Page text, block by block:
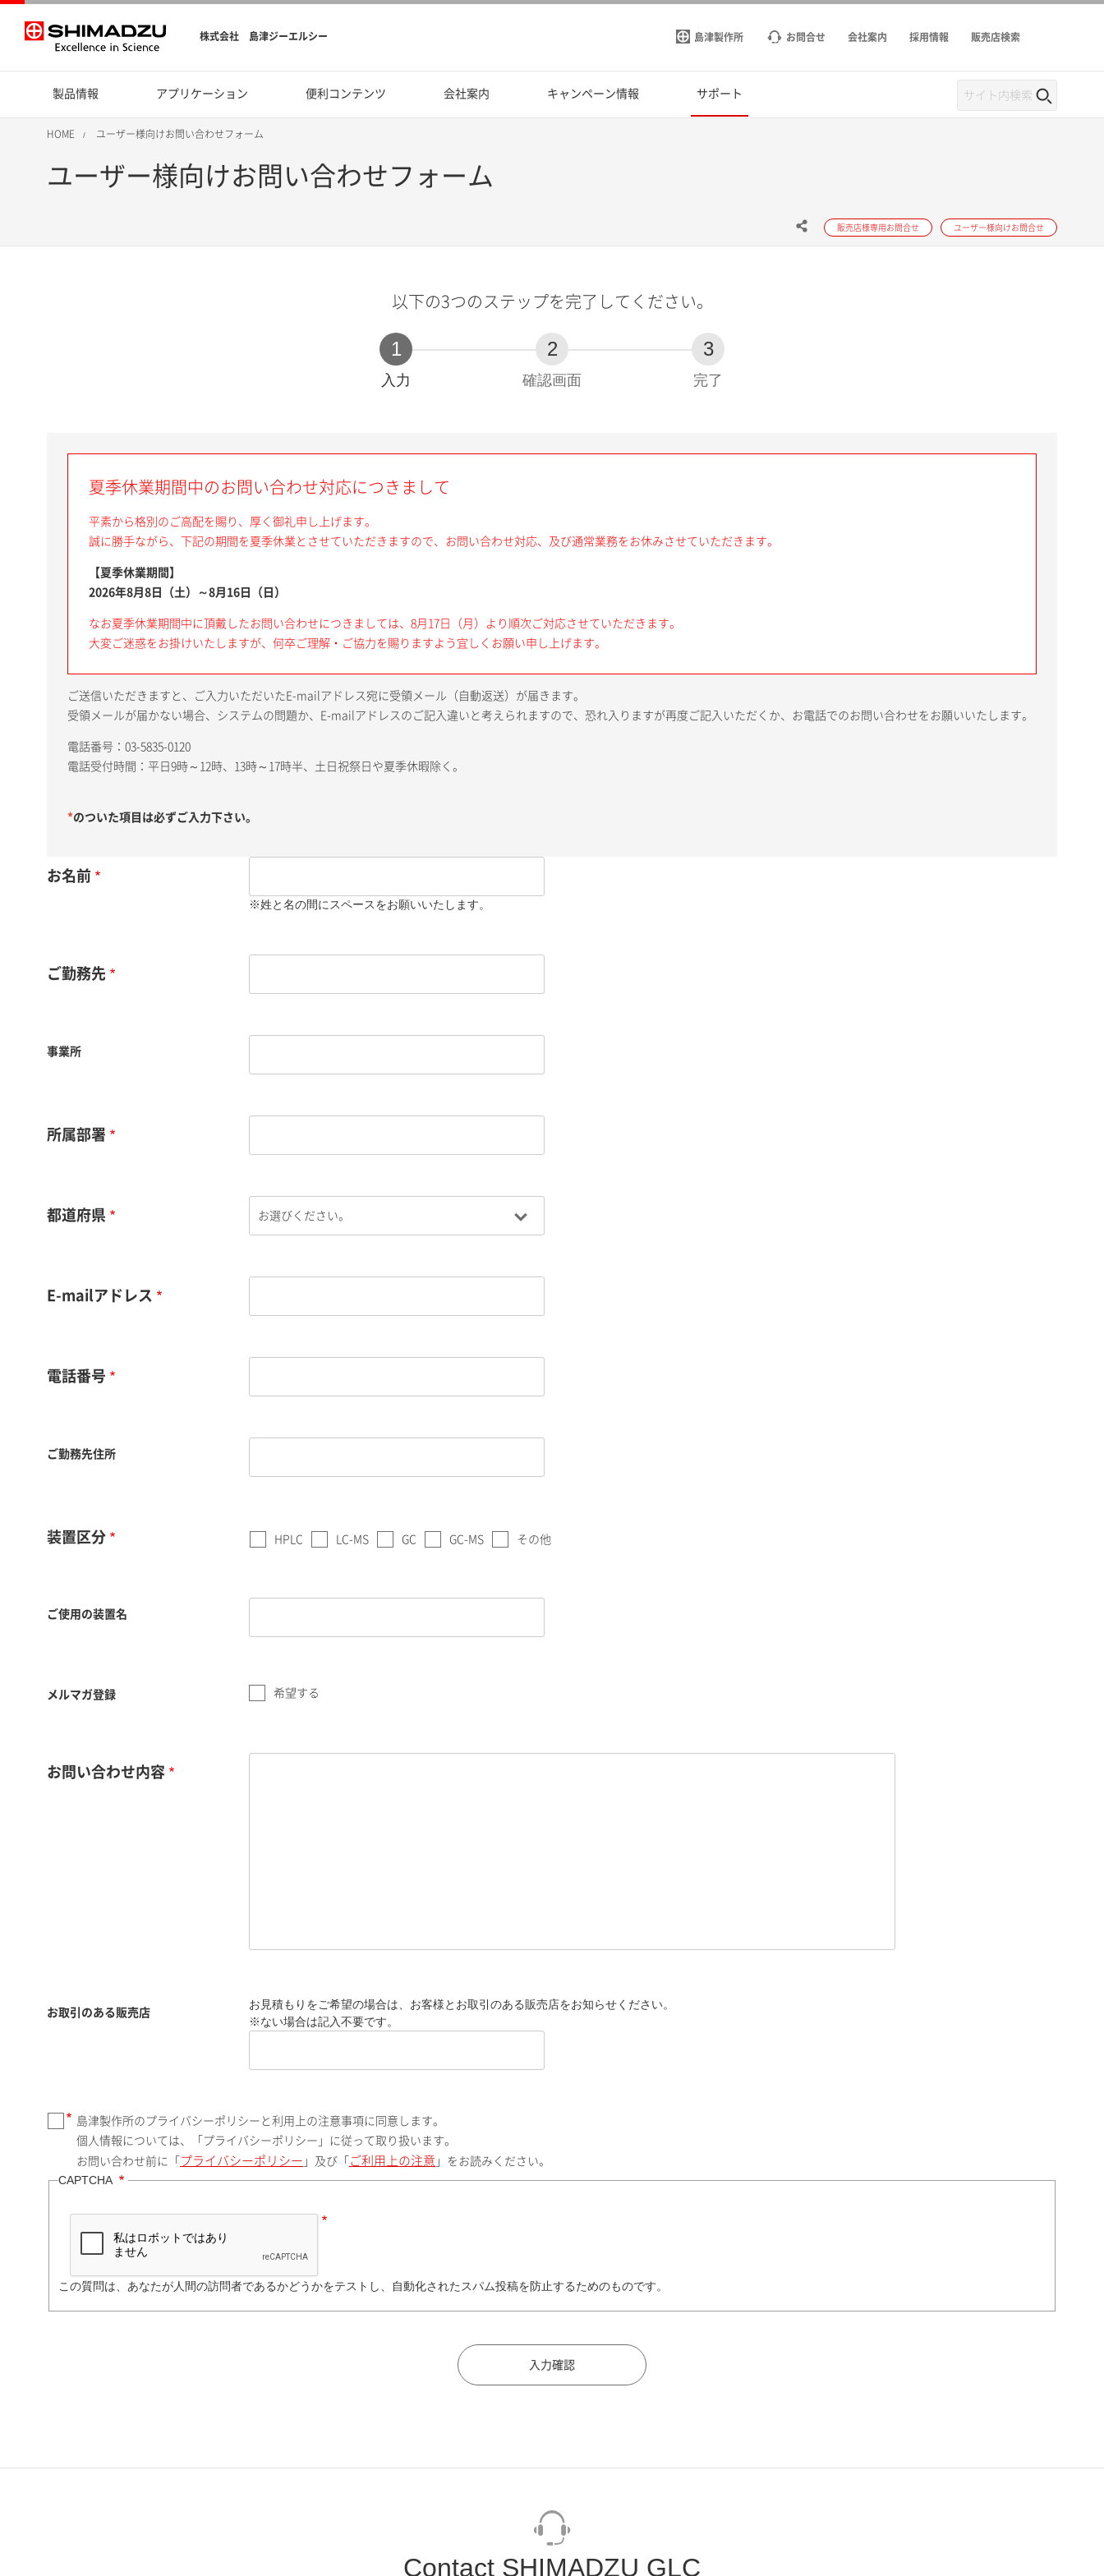
株式会社 島津ジーエルシー 島津製作所 お問合せ 会社案内 採用情報 販売店検索
製品情報 アプリケーション 便利コンテンツ 会社案内 キャンペーン情報 サポート
HOME ユーザー様向けお問い合わせフォーム
ユーザー様向けお問い合わせフォーム
販売店様専用お問合せ ユーザー様向けお問合せ
以下の3つのステップを完了してください。
1
現
入力
2
確認画面
3
完了
夏季休業期間中のお問い合わせ対応につきまして
平素から格別のご高配を賜り、厚く御礼申し上げます。
誠に勝手ながら、下記の期間を夏季休業とさせていただきますので、お問い合わせ対応、及び通常業務をお休みさせていただきます。
【夏季休業期間】
2026年8月8日（土）～8月16日（日）
なお夏季休業期間中に頂戴したお問い合わせにつきましては、8月17日（月）より順次ご対応させていただきます。
大変ご迷惑をお掛けいたしますが、何卒ご理解・ご協力を賜りますよう宜しくお願い申し上げます。
ご送信いただきますと、ご入力いただいたE-mailアドレス宛に受領メール（自動返送）が届きます。
受領メールが届かない場合、システムの問題か、E-mailアドレスのご記入違いと考えられますので、恐れ入りますが再度ご記入いただくか、お電話でのお問い合わせをお願いいたします。
電話番号：03-5835-0120
電話受付時間：平日9時～12時、13時～17時半、土日祝祭日や夏季休暇除く。
*のついた項目は必ずご入力下さい。
お名前
※姓と名の間にスペースをお願いいたします。
ご勤務先
事業所
所属部署
都道府県
E-mailアドレス
電話番号
ご勤務先住所
装置区分 HPLC LC-MS GC GC-MS その他
ご使用の装置名
メルマガ登録 希望する
お問い合わせ内容
お取引のある販売店
お見積もりをご希望の場合は、お客様とお取引のある販売店をお知らせください。
※ない場合は記入不要です。
島津製作所のプライバシーポリシーと利用上の注意事項に同意します。
個人情報については、「プライバシーポリシー」に従って取り扱います。
お問い合わせ前に「 プライバシーポリシー 」及び「 ご利用上の注意 」をお読みください。
CAPTCHA
この質問は、あなたが人間の訪問者であるかどうかをテストし、自動化されたスパム投稿を防止するためのものです。
Contact SHIMADZU GLC